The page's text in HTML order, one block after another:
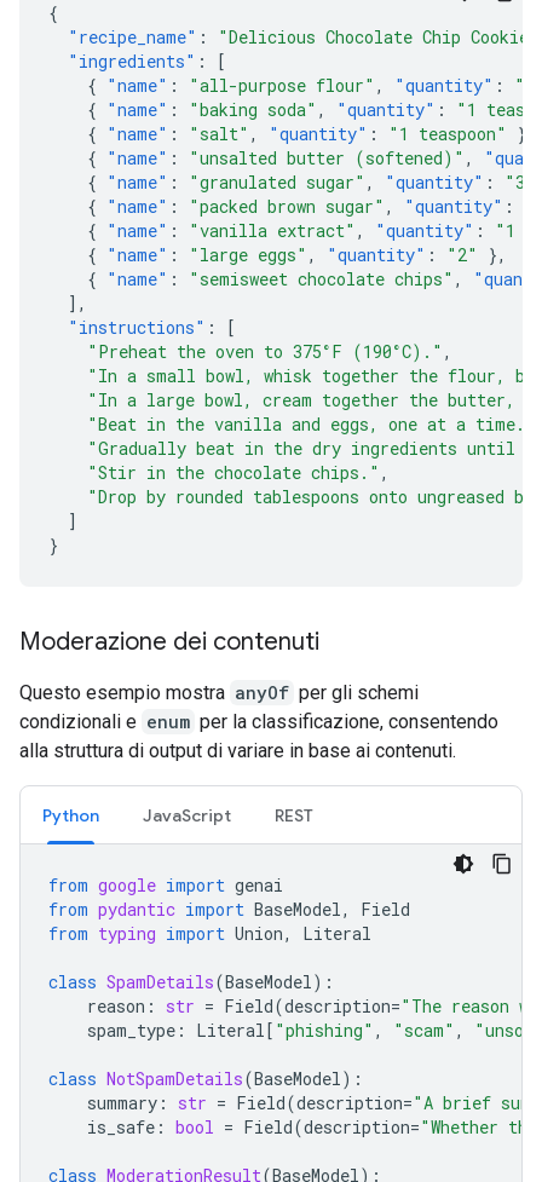
{
"recipe_name" :
"Delicious Chocolate Chip
"ingredients" :
[
{ "name" : "all-purpose flour" , "quantity" :
"2
{ "name" : "baking soda" , "quantity" :
"1
{ "name" : "salt" , "quantity" : "1 teaspoon"
},
{ "name" : "unsalted butter (softened)" ,
{ "name" : "granulated sugar" , "quantity" :
"3/
{ "name" : "packed brown sugar" , "quantity" :
{ "name" : "vanilla extract" , "quantity" :
"1
{ "name" : "large eggs" , "quantity" : "2"
},
{ "name" : "semisweet chocolate chips" ,
],
"instructions" :
[
"Preheat the oven to 375°F (190°C)." ,
"In a small bowl, whisk together the flour,
"In a large bowl, cream together the butter,
"Beat in the vanilla and eggs, one at a time."
"Gradually beat in the dry ingredients until
"Stir in the chocolate chips." ,
"Drop by rounded tablespoons onto ungreased
]
}
Moderazione dei contenuti
Questo esempio mostra anyOf per gli schemi
condizionali e enum per la classificazione, consentendo
alla struttura di output di variare in base ai contenuti.
Python JavaScript REST
from google import genai
from pydantic import BaseModel,
Field
from typing import Union, Literal
class SpamDetails(BaseModel):
reason : str = Field(description="The reason
spam_type : Literal[ "phishing" , "scam" ,
class NotSpamDetails(BaseModel):
summary : str = Field(description="A brief
is_safe : bool = Field(description="Whether
class ModerationResult(BaseModel):